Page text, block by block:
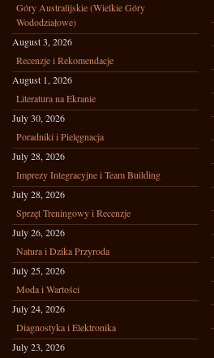
Góry Australijskie (Wielkie Góry
Wododziałowe)
August 3, 2026
Recenzje i Rekomendacje
August 1, 2026
Literatura na Ekranie
July 30, 2026
Poradniki i Pielęgnacja
July 28, 2026
Imprezy Integracyjne i Team Building
July 28, 2026
Sprzęt Treningowy i Recenzje
July 26, 2026
Natura i Dzika Przyroda
July 25, 2026
Moda i Wartości
July 24, 2026
Diagnostyka i Elektronika
July 23, 2026